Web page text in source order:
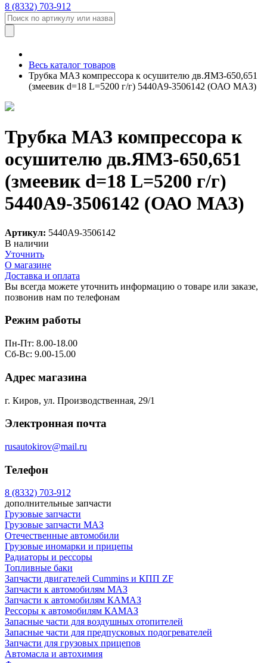
8 (8332) 703-912
Весь каталог товаров
Трубка МАЗ компрессора к осушителю дв.ЯМЗ-650,651
(змеевик d=18 L=5200 г/г) 5440А9-3506142 (ОАО МАЗ)
Трубка МАЗ компрессора к
осушителю дв.ЯМЗ-650,651
(змеевик d=18 L=5200 г/г)
5440А9-3506142 (ОАО МАЗ)
Артикул: 5440А9-3506142
В наличии
Уточнить
О магазине
Доставка и оплата
Вы всегда можете уточнить информацию о товаре или заказе,
позвонив нам по телефонам
Режим работы
Пн-Пт: 8.00-18.00
Сб-Вс: 9.00-15.00
Адрес магазина
г. Киров, ул. Производственная, 29/1
Электронная почта
rusautokirov@mail.ru
Телефон
8 (8332) 703-912
дополнительные запчасти
Грузовые запчасти
Грузовые запчасти МАЗ
Отечественные автомобили
Грузовые иномарки и прицепы
Радиаторы и рессоры
Топливные баки
Запчасти двигателей Cummins и КПП ZF
Запчасти к автомобилям МАЗ
Запчасти к автомобилям КАМАЗ
Рессоры к автомобилям КАМАЗ
Запасные части для воздушных отопителей
Запасные части для предпусковых подогревателей
Запчасти для грузовых прицепов
Автомасла и автохимия